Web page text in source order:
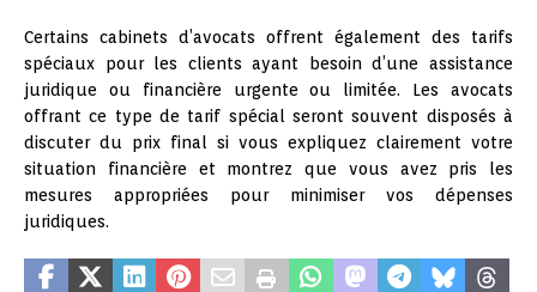
Certains cabinets d’avocats offrent également des tarifs
spéciaux pour les clients ayant besoin d’une assistance
juridique ou financière urgente ou limitée. Les avocats
offrant ce type de tarif spécial seront souvent disposés à
discuter du prix final si vous expliquez clairement votre
situation financière et montrez que vous avez pris les
mesures appropriées pour minimiser vos dépenses
juridiques.